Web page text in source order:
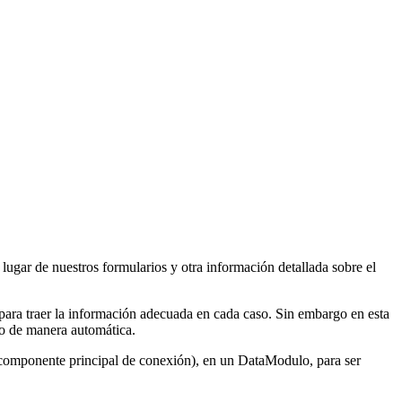
de nuestros formularios y otra información detallada sobre el
traer la información adecuada en cada caso. Sin embargo en esta
de manera automática.
principal de conexión), en un DataModulo, para ser